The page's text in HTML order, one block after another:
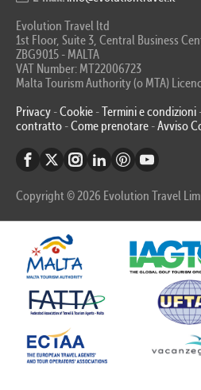
Evolution Travel ltd
1st Floor, Suite 3, Central Business
ZBG9015 - MALTA
VAT Number: MT22006723
Malta Tourism Authority (o MTA)
Privacy -Cookie -Termini e condizioni
contratto -Come prenotare -Avviso
Copyright © 2026 Evolution Travel